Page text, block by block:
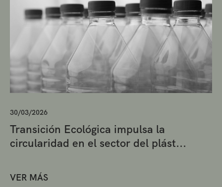
30/03/2026
Transición Ecológica impulsa la
circularidad en el sector del plást...
VER MÁS